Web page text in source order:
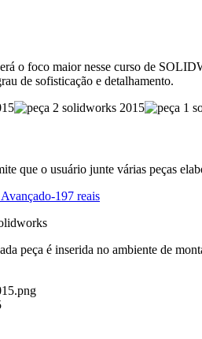
o foco maior nesse curso de
de sofisticação e detalhamento.
o usuário junte várias peças
peça é inserida no ambiente de